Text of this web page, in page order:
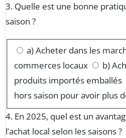
3. Quelle est une bonne
saison ?
a) Acheter dans les
commerces locaux
b)
produits importés emballés
hors saison pour avoir plus
4. En 2025, quel est un
l’achat local selon les saisons ?